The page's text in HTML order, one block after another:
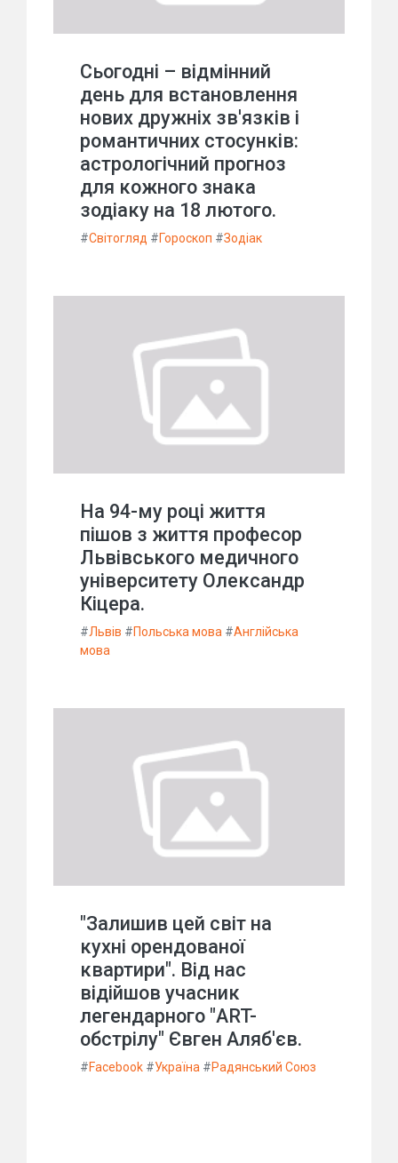
Сьогодні – відмінний
день для встановлення
нових дружніх зв'язків і
романтичних стосунків:
астрологічний прогноз
для кожного знака
зодіаку на 18 лютого.
#Світогляд #Гороскоп #Зодіак
На 94-му році життя
пішов з життя професор
Львівського медичного
університету Олександр
Кіцера.
#Львів #Польська мова #Англійська
мова
"Залишив цей світ на
кухні орендованої
квартири". Від нас
відійшов учасник
легендарного "ART-
обстрілу" Євген Аляб'єв.
#Facebook #Україна #Радянський Союз